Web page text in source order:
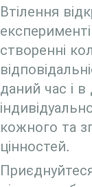
Втілення
створенні
даний час і
кожного та
цінностей.